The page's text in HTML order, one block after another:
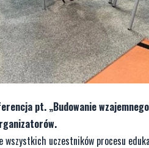
pt. „Budowanie
wszystkich uczestników procesu